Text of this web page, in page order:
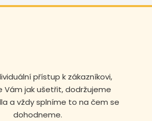
přístup k zákazníkovi,
Vám jak ušetřit, dodržujeme
a vždy splníme to na čem se
dohodneme.